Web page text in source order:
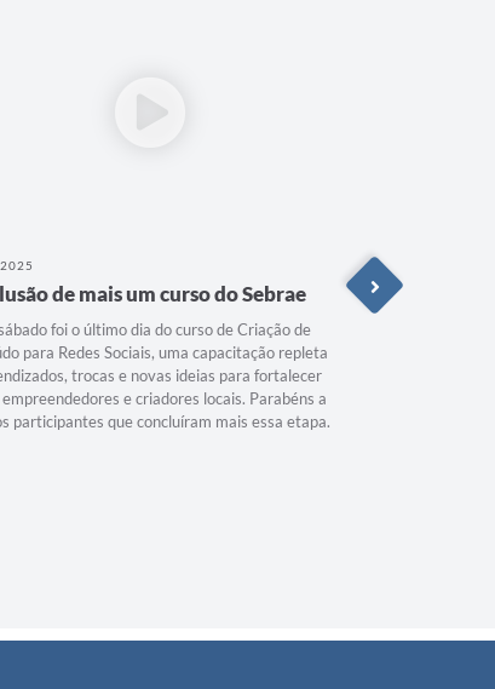
de mais um curso do Sebrae
foi o último dia do curso de Criação de
para Redes Sociais, uma capacitação repleta
trocas e novas ideias para fortalecer
empreendedores e criadores locais. Parabéns a
participantes que concluíram mais essa etapa.